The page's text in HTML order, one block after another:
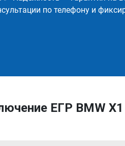
по телефону и
ЕГР BMW